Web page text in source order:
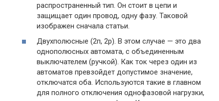
распространенный тип. Он стоит в цепи и
защищает один провод, одну фазу. Таковой
изображен сначала статьи.
Двухполюсные (2п, 2p). В этом случае — это два
однополюсных автомата, с объединенным
выключателем (ручкой). Как ток через один из
автоматов превзойдет допустимое значение,
отключатся оба. Используются такие в главном
для полного отключения однофазовой нагрузки,